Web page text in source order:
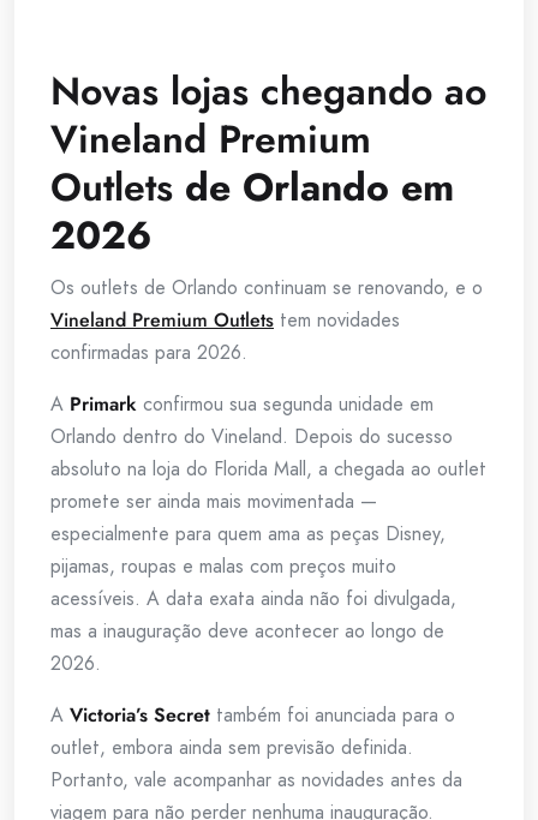
Novas lojas chegando ao
Vineland Premium
Outlets de Orlando em
2026
Os outlets de Orlando continuam se renovando, e o
Vineland Premium Outlets tem novidades
confirmadas para 2026.
A Primark confirmou sua segunda unidade em
Orlando dentro do Vineland. Depois do sucesso
absoluto na loja do Florida Mall, a chegada ao outlet
promete ser ainda mais movimentada —
especialmente para quem ama as peças Disney,
pijamas, roupas e malas com preços muito
acessíveis. A data exata ainda não foi divulgada,
mas a inauguração deve acontecer ao longo de
2026.
A Victoria’s Secret também foi anunciada para o
outlet, embora ainda sem previsão definida.
Portanto, vale acompanhar as novidades antes da
viagem para não perder nenhuma inauguração.